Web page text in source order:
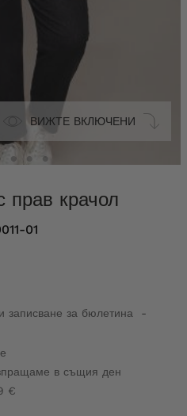
ВИЖТЕ ВКЛЮЧЕНИ
прав крачол
01
записване за бюлетина -
в същия ден
€